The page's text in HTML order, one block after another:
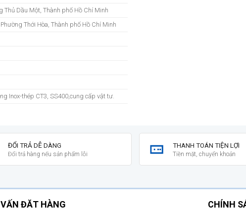
Thủ Dầu Một, Thành phố Hồ Chí Minh
Thới Hòa, Thành phố Hồ Chí Minh
Inox-thép CT3, SS400,cung cấp vật tư.
ĐỔI TRẢ DỄ DÀNG
Đổi trả hàng nếu sản phẩm lỗi
THANH TOÁN TIỆN LỢI
Tiền mặt, chuyển khoản
ĐẶT HÀNG CHÍNH